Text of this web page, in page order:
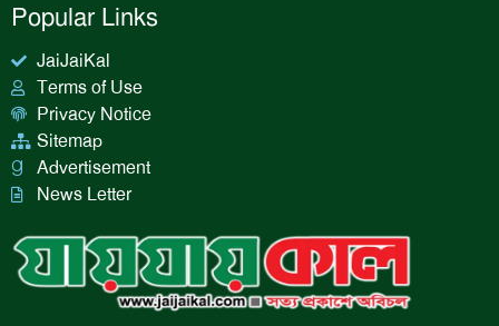
Popular Links
JaiJaiKal
Terms of Use
Privacy Notice
Sitemap
Advertisement
News Letter